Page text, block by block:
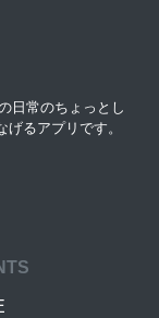
日常のちょっとし
るアプリです。